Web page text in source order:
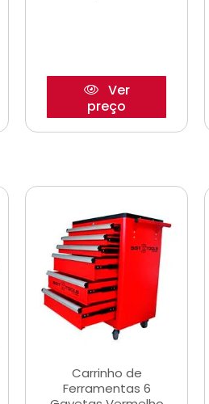
Ver
preço
Carrinho de
Ferramentas 6